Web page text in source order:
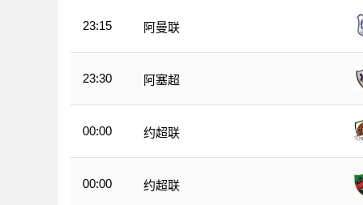
23:15 阿曼联
23:30 阿塞超
00:00 约超联
00:00 约超联